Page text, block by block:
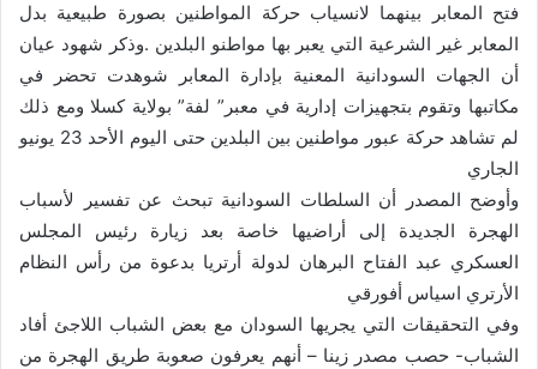
فتح المعابر بينهما لانسياب حركة المواطنين بصورة طبيعية بدل
المعابر غير الشرعية التي يعبر بها مواطنو البلدين .وذكر شهود عيان
أن الجهات السودانية المعنية بإدارة المعابر شوهدت تحضر في
مكاتبها وتقوم بتجهيزات إدارية في معبر” لفة” بولاية كسلا ومع ذلك
لم تشاهد حركة عبور مواطنين بين البلدين حتى اليوم الأحد 23 يونيو
الجاري
وأوضح المصدر أن السلطات السودانية تبحث عن تفسير لأسباب
الهجرة الجديدة إلى أراضيها خاصة بعد زيارة رئيس المجلس
العسكري عبد الفتاح البرهان لدولة أرتريا بدعوة من رأس النظام
الأرتري اسياس أفورقي
وفي التحقيقات التي يجريها السودان مع بعض الشباب اللاجئ أفاد
الشباب- حصب مصدر زينا – أنهم يعرفون صعوبة طريق الهجرة من